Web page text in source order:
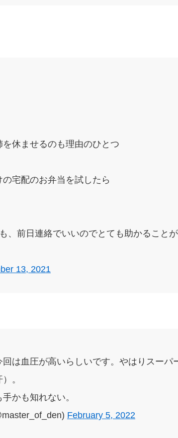
休ませるのも理由のひとつ
宅配のお弁当を試したら
、前日連絡でいいのでとても助かること
13, 2021
は血圧が高いらしいです。やはりスーパ
。
かも知れない。
February 5, 2022